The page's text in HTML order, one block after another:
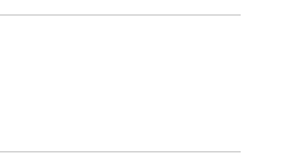
por la Alhambra y